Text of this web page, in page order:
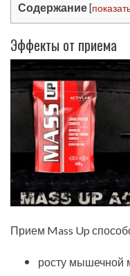
Содержание [
Эффекты от приема
Прием Mass Up
росту мышечной